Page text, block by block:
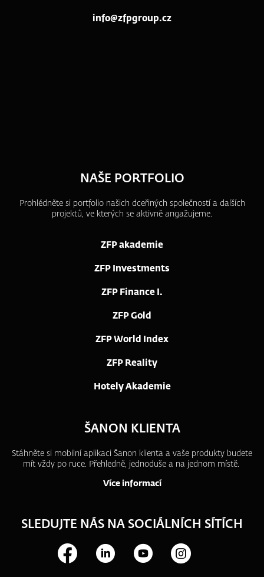
info@zfpgroup.cz
NAŠE PORTFOLIO
Prohlédněte si portfolio našich dceřiných společností a dalších
projektů, ve kterých se aktivně angažujeme.
ZFP akademie
ZFP Investments
ZFP Finance I.
ZFP Gold
ZFP World Index
ZFP Reality
Hotely Akademie
ŠANON KLIENTA
Stáhněte si mobilní aplikaci Šanon klienta a vaše produkty budete
mít vždy po ruce. Přehledně, jednoduše a na jednom místě.
Více informací
SLEDUJTE NÁS NA SOCIÁLNÍCH SÍTÍCH